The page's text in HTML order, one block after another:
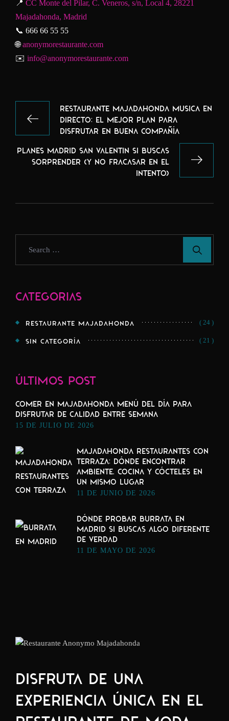
📍 CC Monte del Pilar, C. Veneros, s/n, Local 4, 28221
Majadahonda, Madrid
📞 666 66 55 55
🌐anonymorestaurante.com
✉️ info@anonymorestaurante.com
DE
ENTRADAS
RESTAURANTE MAJADAHONDA MUSICA EN
DIRECTO: EL MEJOR PLAN PARA
DISFRUTAR EN BUENA COMPAÑÍA
PLANES MADRID SAN VALENTIN SI BUSCAS
SORPRENDER (Y NO FRACASAR EN EL
INTENTO)
Categorias
RESTAURANTE MAJADAHONDA ( 24 )
SIN CATEGORÍA ( 21 )
Últimos Post
COMER EN MAJADAHONDA MENÚ DEL DÍA PARA
DISFRUTAR DE CALIDAD ENTRE SEMANA
15 DE JULIO DE 2026
MAJADAHONDA RESTAURANTES CON
TERRAZA: DÓNDE ENCONTRAR
AMBIENTE, COCINA Y CÓCTELES EN
UN MISMO LUGAR
11 DE JUNIO DE 2026
DÓNDE PROBAR BURRATA EN
MADRID SI BUSCAS ALGO DIFERENTE
DE VERDAD
11 DE MAYO DE 2026
DISFRUTA DE UNA
EXPERIENCIA ÚNICA EN EL